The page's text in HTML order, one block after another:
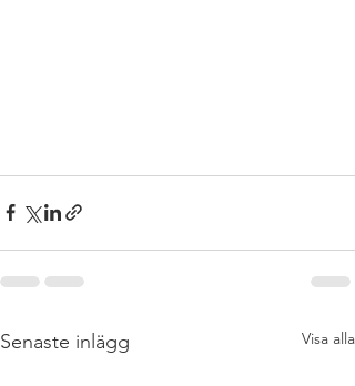
Senaste inlägg Visa alla